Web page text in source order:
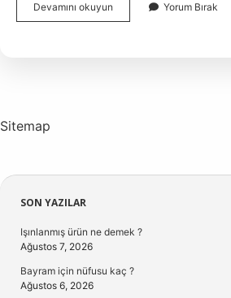
Devamını okuyun
Atması
Yorum Bırak
Sitemap
Sidebar
SON YAZILAR
Işınlanmış ürün ne demek ?
Ağustos 7, 2026
Bayram için nüfusu kaç ?
Ağustos 6, 2026